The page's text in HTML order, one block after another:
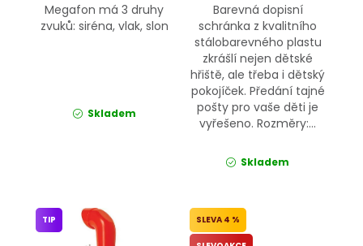
Megafon má 3 druhy
zvuků: siréna, vlak, slon
Skladem
Barevná dopisní
schránka z kvalitního
stálobarevného plastu
zkrášlí nejen dětské
hřiště, ale třeba i dětský
pokojíček. Předání tajné
pošty pro vaše děti je
vyřešeno. Rozměry:...
Skladem
TIP 4 %